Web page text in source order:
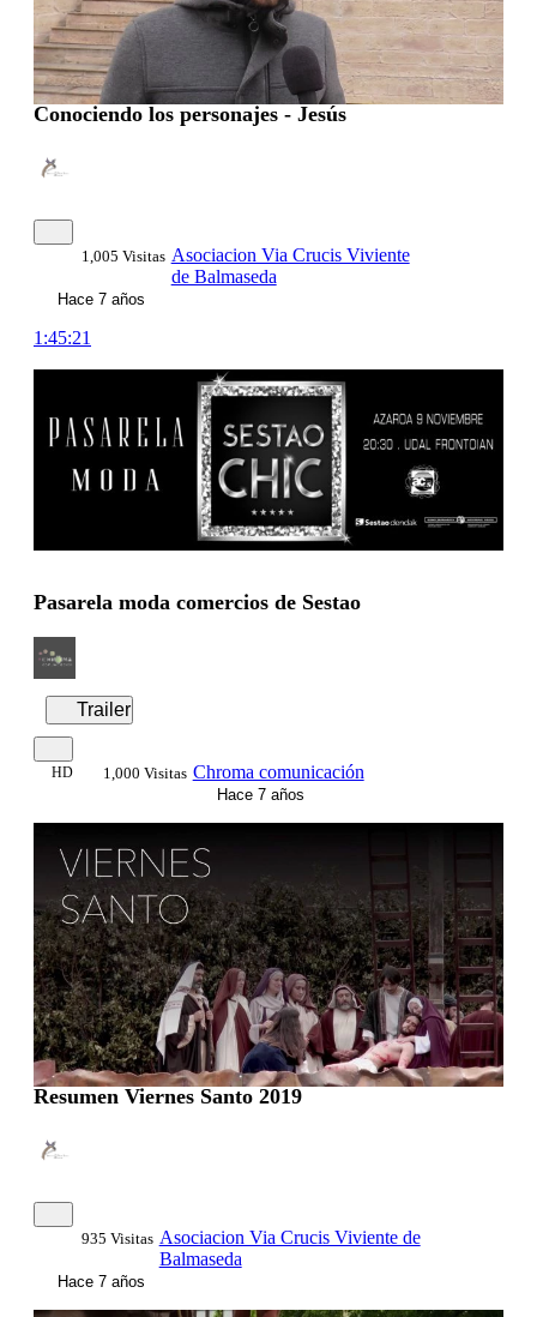
Conociendo los personajes - Jesús
1,005 Visitas Asociacion Via Crucis Viviente
de Balmaseda
Hace 7 años
1:45:21
Pasarela moda comercios de Sestao
Trailer
HD 1,000 Visitas Chroma comunicación
Hace 7 años
Resumen Viernes Santo 2019
935 Visitas Asociacion Via Crucis Viviente de
Balmaseda
Hace 7 años